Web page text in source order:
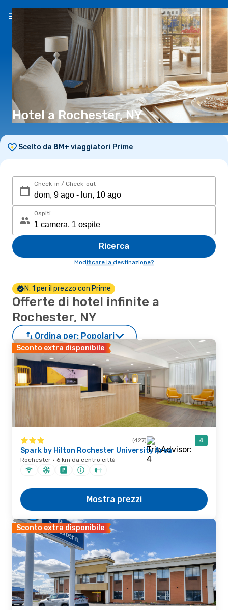
IT(€)
Hotel a Rochester, NY
Scelto da 8M+ viaggiatori Prime
Check-in / Check-out
Ospiti
Ricerca
Modificare la destinazione?
N. 1 per il prezzo con Prime
Offerte di hotel infinite a
Rochester, NY
Ordina per: Popolari
Sconto extra disponibile
(427) 4
Spark by Hilton Rochester University Area
Rochester · 6 km da centro città
Mostra prezzi
Sconto extra disponibile